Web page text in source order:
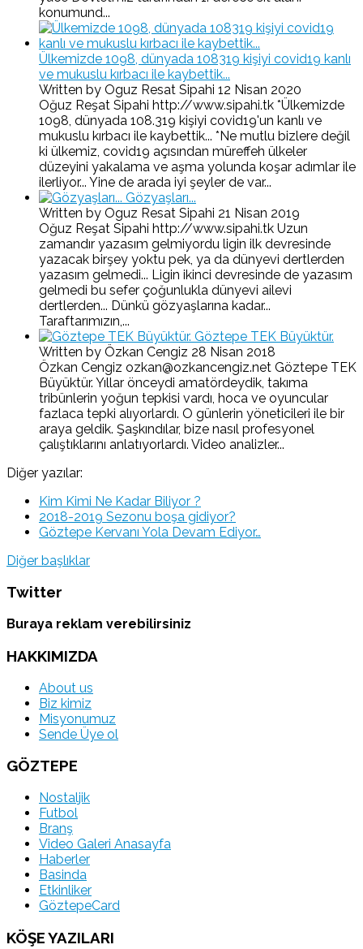
konumund...
Ülkemizde 1098, dünyada 108319 kişiyi covid19 kanlı
ve mukuslu kırbacı ile kaybettik...
Written by Oguz Resat Sipahi 12 Nisan 2020
Oğuz Reşat Sipahi http://www.sipahi.tk *Ülkemizde
1098, dünyada 108.319 kişiyi covid19'un kanlı ve
mukuslu kırbacı ile kaybettik... *Ne mutlu bizlere değil
ki ülkemiz, covid19 açısından müreffeh ülkeler
düzeyini yakalama ve aşma yolunda koşar adımlar ile
ilerliyor... Yine de arada iyi şeyler de var...
Gözyaşları...
Written by Oguz Resat Sipahi 21 Nisan 2019
Oğuz Reşat Sipahi http://www.sipahi.tk Uzun
zamandır yazasım gelmiyordu ligin ilk devresinde
yazacak birşey yoktu pek, ya da dünyevi dertlerden
yazasım gelmedi... Ligin ikinci devresinde de yazasım
gelmedi bu sefer çoğunlukla dünyevi ailevi
dertlerden... Dünkü gözyaşlarına kadar...
Taraftarımızın,...
Göztepe TEK Büyüktür.
Written by Özkan Cengiz 28 Nisan 2018
Özkan Cengiz ozkan@ozkancengiz.net Göztepe TEK
Büyüktür. Yıllar önceydi amatördeydik, takıma
tribünlerin yoğun tepkisi vardı, hoca ve oyuncular
fazlaca tepki alıyorlardı. O günlerin yöneticileri ile bir
araya geldik. Şaşkındılar, bize nasıl profesyonel
çalıştıklarını anlatıyorlardı. Video analizler...
Diğer yazılar:
Kim Kimi Ne Kadar Biliyor ?
2018-2019 Sezonu boşa gidiyor?
Göztepe Kervanı Yola Devam Ediyor…
Diğer başlıklar
Twitter
Buraya reklam verebilirsiniz
HAKKIMIZDA
About us
Biz kimiz
Misyonumuz
Sende Üye ol
GÖZTEPE
Nostaljik
Futbol
Branş
Video Galeri Anasayfa
Haberler
Basinda
Etkinliker
GöztepeCard
KÖŞE YAZILARI